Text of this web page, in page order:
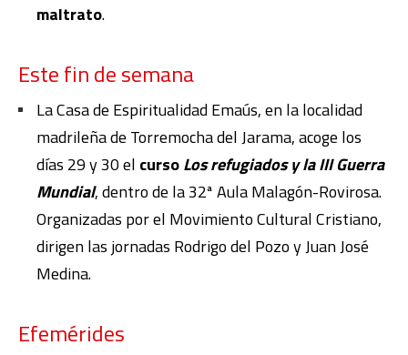
maltrato.
Este fin de semana
La Casa de Espiritualidad Emaús, en la localidad
madrileña de Torremocha del Jarama, acoge los
días 29 y 30 el cursoLos refugiados y la III Guerra
Mundial, dentro de la 32ª Aula Malagón-Rovirosa.
Organizadas por el Movimiento Cultural Cristiano,
dirigen las jornadas Rodrigo del Pozo y Juan José
Medina.
Efemérides